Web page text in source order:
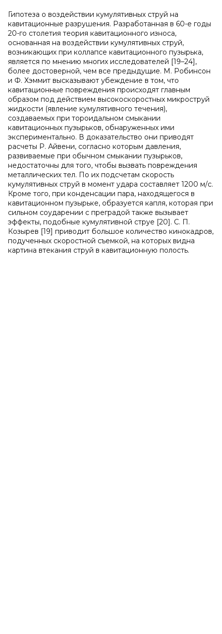
Гипотеза о воздействии кумулятивных струй на
кавитационные разрушения. Разработанная в 60-е годы
20-го столетия теория кавитационного износа,
основанная на воздействии кумулятивных струй,
возникающих при коллапсе кавитационного пузырька,
является по мнению многих исследователей [19–24],
более достоверной, чем все предыдущие. М. Робинсон
и Ф. Хэммит высказывают убеждение в том, что
кавитационные повреждения происходят главным
образом под действием высокоскоростных микроструй
жидкости (явление кумулятивного течения),
создаваемых при тороидальном смыкании
кавитационных пузырьков, обнаруженных ими
экспериментально. В доказательство они приводят
расчеты Р. Айвени, согласно которым давления,
развиваемые при обычном смыкании пузырьков,
недостаточны для того, чтобы вызвать повреждения
металлических тел. По их подсчетам скорость
кумулятивных струй в момент удара составляет 1200 м/с.
Кроме того, при конденсации пара, находящегося в
кавитационном пузырьке, образуется капля, которая при
сильном соударении с преградой также вызывает
эффекты, подобные кумулятивной струе [20]. С. П.
Козырев [19] приводит большое количество кинокадров,
подученных скоростной съемкой, на которых видна
картина втекания струй в кавитационную полость.